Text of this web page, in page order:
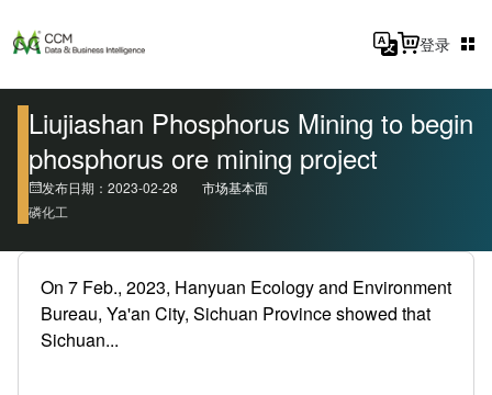
登录
Liujiashan Phosphorus Mining to begin
phosphorus ore mining project
发布日期：2023-02-28
市场基本面
磷化工
On 7 Feb., 2023, Hanyuan Ecology and Environment
Bureau, Ya'an City, Sichuan Province showed that
Sichuan...